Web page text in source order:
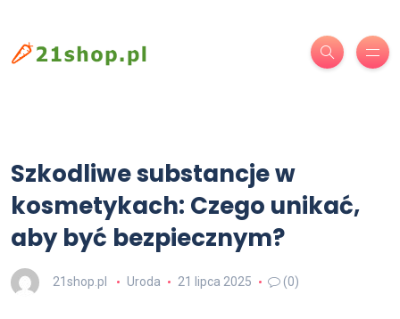
Szkodliwe substancje w
kosmetykach: Czego unikać,
aby być bezpiecznym?
21shop.pl Uroda 21 lipca 2025 (0)